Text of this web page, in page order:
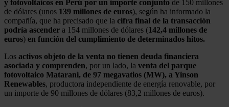
y fotovoltaicos en Perú por un importe conjunto de 150 millones
de dólares (unos 139 millones de euros), según ha informado la
compañía, que ha precisado que la cifra final de la transacción
podría ascender a 154 millones de dólares (142,4 millones de
euros) en función del cumplimiento de determinados hitos.
Los activos objeto de la venta no tienen deuda financiera
asociada y comprenden, por un lado, la venta del parque
fotovoltaico Matarani, de 97 megavatios (MW), a Yinson
Renewables, productora independiente de energía renovable, por
un importe de 90 millones de dólares (83,2 millones de euros).